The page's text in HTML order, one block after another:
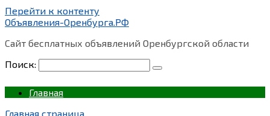
Перейти к контенту
Объявления-Оренбурга.РФ
Сайт бесплатных объявлений Оренбургской области
Поиск:
Главная
Главная страница